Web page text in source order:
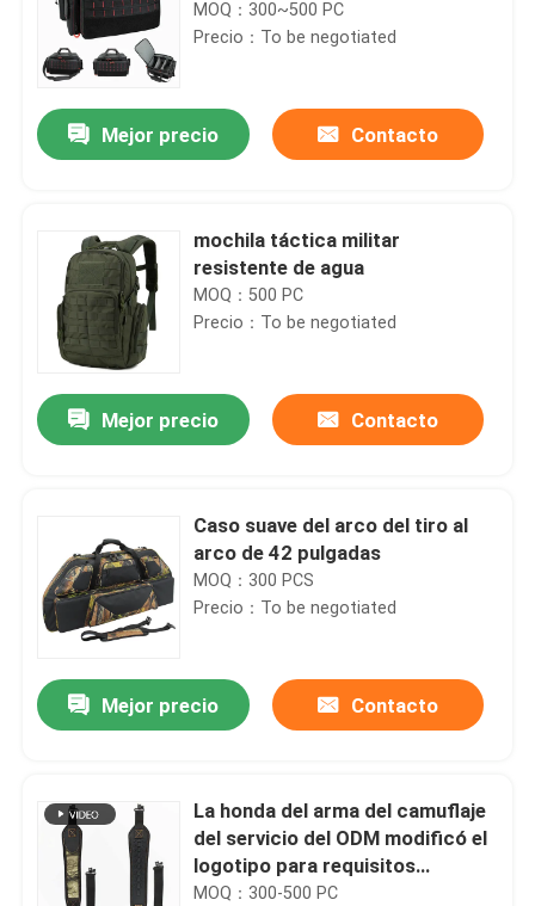
En casa
MOQ：300~500 PC
Precio：To be negotiated
Mejor precio Contacto
mochila táctica militar
resistente de agua
MOQ：500 PC
Precio：To be negotiated
Mejor precio Contacto
Caso suave del arco del tiro al
arco de 42 pulgadas
MOQ：300 PCS
Precio：To be negotiated
Mejor precio Contacto
La honda del arma del camuflaje
del servicio del ODM modificó el
logotipo para requisitos
particulares honda del arma de 2
MOQ：300-500 PC